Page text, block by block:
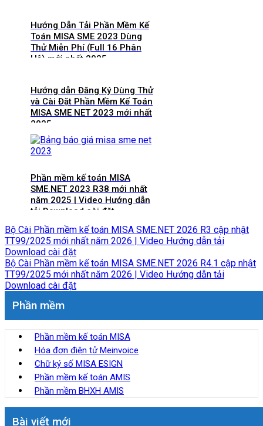
Hướng Dẫn Tải Phần Mềm Kế
Toán MISA SME 2023 Dùng
Thử Miễn Phí (Full 16 Phân
Hệ) mới nhất 2025
Hướng dẫn Đăng Ký Dùng Thử
và Cài Đặt Phần Mềm Kế Toán
MISA SME NET 2023 mới nhất
2025
Phần mềm kế toán MISA
SME.NET 2023 R38 mới nhất
năm 2025 | Video Hướng dẫn
tải Download cài đặt
Bộ Cài Phần mềm kế toán MISA SME.NET 2026 R3 cập nhật
TT99/2025 mới nhất năm 2026 | Video Hướng dẫn tải
Download cài đặt
Bộ Cài Phần mềm kế toán MISA SME.NET 2026 R4.1 cập nhật
TT99/2025 mới nhất năm 2026 | Video Hướng dẫn tải
Download cài đặt
Phần mềm
Phần mềm kế toán MISA
Hóa đơn điện tử Meinvoice
Chữ ký số MISA ESIGN
Phần mềm kế toán AMIS
Phần mềm BHXH AMIS
Bài viết mới